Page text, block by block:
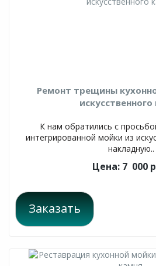
Ремонт трещины
К нам обратились с
интегрированной мойки из
накладную..
Цена: 7 000
Заказать